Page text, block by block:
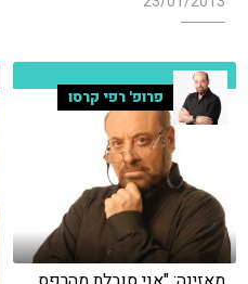
פרופ' רפי קרסו